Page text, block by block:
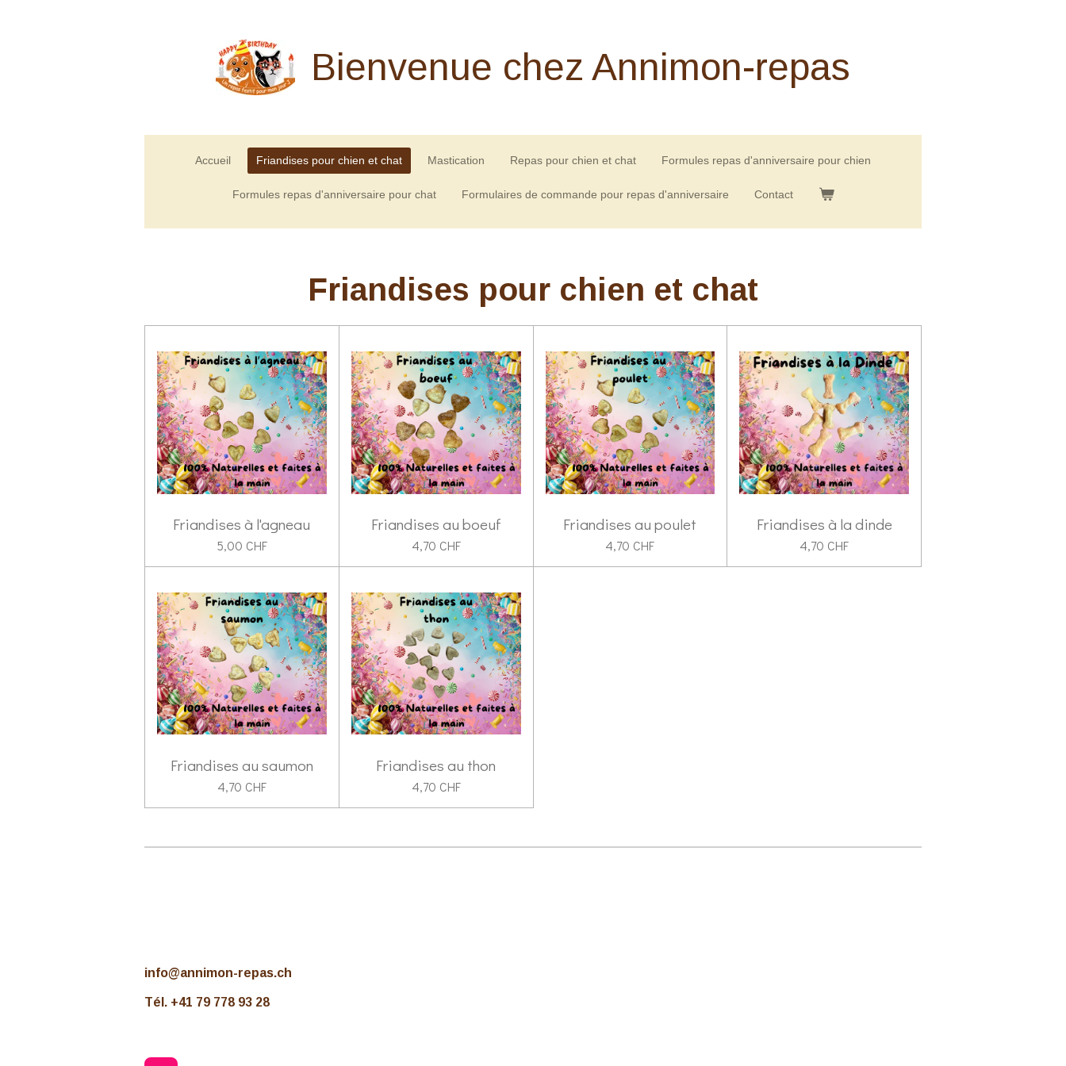
Bienvenue chez Annimon-repas
Accueil Friandises pour chien et chat Mastication Repas pour chien et chat Formules repas d'anniversaire pour chien
Formules repas d'anniversaire pour chat Formulaires de commande pour repas d'anniversaire Contact
Friandises pour chien et chat
Friandises à l'agneau
5,00 CHF
Friandises au boeuf
4,70 CHF
Friandises au poulet
4,70 CHF
Friandises à la dinde
4,70 CHF
Friandises au saumon
4,70 CHF
Friandises au thon
4,70 CHF
info@annimon-repas.ch
Tél. +41 79 778 93 28